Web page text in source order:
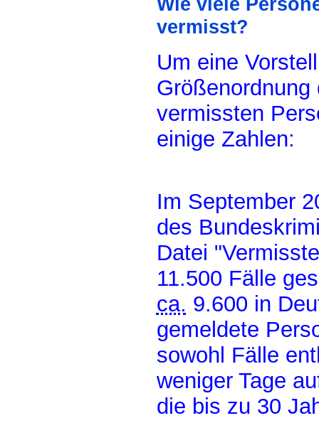
vermisst?
Um eine
vermissten
einige Zahlen:
Im September
des
Datei
11.500 Fälle
ca. 9.600 in
gemeldete
sowohl Fälle
weniger Tage
die bis zu 30